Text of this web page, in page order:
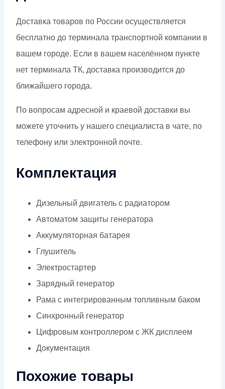
Доставка товаров по России осуществляется
бесплатно до терминала транспортной компании в
вашем городе. Если в вашем населённом пункте
нет терминала ТК, доставка производится до
ближайшего города.
По вопросам адресной и краевой доставки вы
можете уточнить у нашего специалиста в чате, по
телефону или электронной почте.
Комплектация
Дизельный двигатель с радиатором
Автоматом защиты генератора
Аккумуляторная батарея
Глушитель
Электростартер
Зарядный генератор
Рама с интегрированным топливным баком
Синхронный генератор
Цифровым контроллером с ЖК дисплеем
Документация
Похожие товары